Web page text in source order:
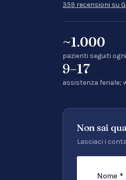
359 recensioni su
~1.000
pazienti seguiti
9–17
assistenza feriale;
Non sai
Lasciaci i